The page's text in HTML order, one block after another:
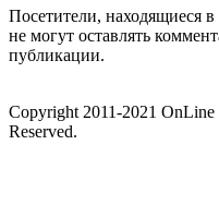
Посетители, находящиеся в
не могут оставлять
публикации.
Copyright 2011-2021
Reserved.